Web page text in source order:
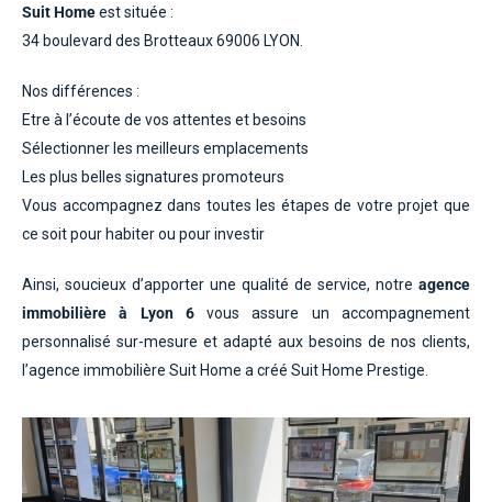
Suit Homeest située :
34 boulevard des Brotteaux 69006 LYON.
Nos différences :
Etre à l’écoute de vos attentes et besoins
Sélectionner les meilleurs emplacements
Les plus belles signatures promoteurs
Vous accompagnez dans toutes les étapes de votre projet que
ce soit pour habiter ou pour investir
Ainsi, soucieux d’apporter une qualité de service, notre agence
immobilière à Lyon 6vous assure un accompagnement
personnalisé sur-mesure et adapté aux besoins de nos clients,
l’agence immobilière Suit Home a créé Suit Home Prestige.